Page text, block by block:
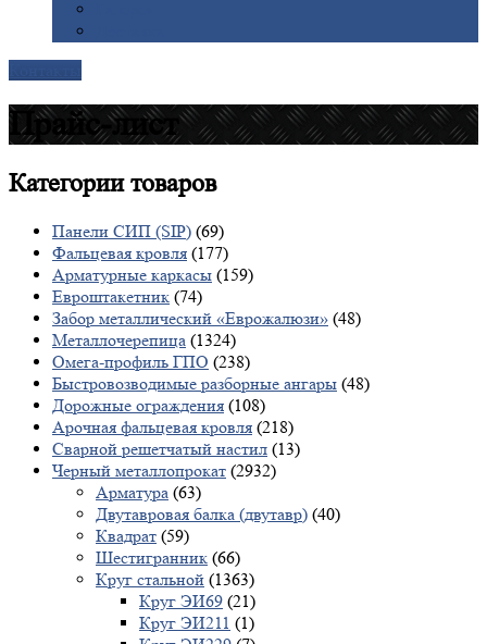
Прайс-лист
Категориитоваров
Панели СИП (SIP) (69)
Фальцевая кровля (177)
Арматурные каркасы (159)
Евроштакетник (74)
Забор металлический «Еврожалюзи» (48)
Металлочерепица (1324)
Омега-профиль ГПО (238)
Быстровозводимые разборные ангары (48)
Дорожные ограждения (108)
Арочная фальцевая кровля (218)
Сварной решетчатый настил (13)
Черный металлопрокат (2932)
Арматура (63)
Двутавровая балка (двутавр) (40)
Квадрат (59)
Шестигранник (66)
Круг стальной (1363)
Круг ЭИ69 (21)
Круг ЭИ211 (1)